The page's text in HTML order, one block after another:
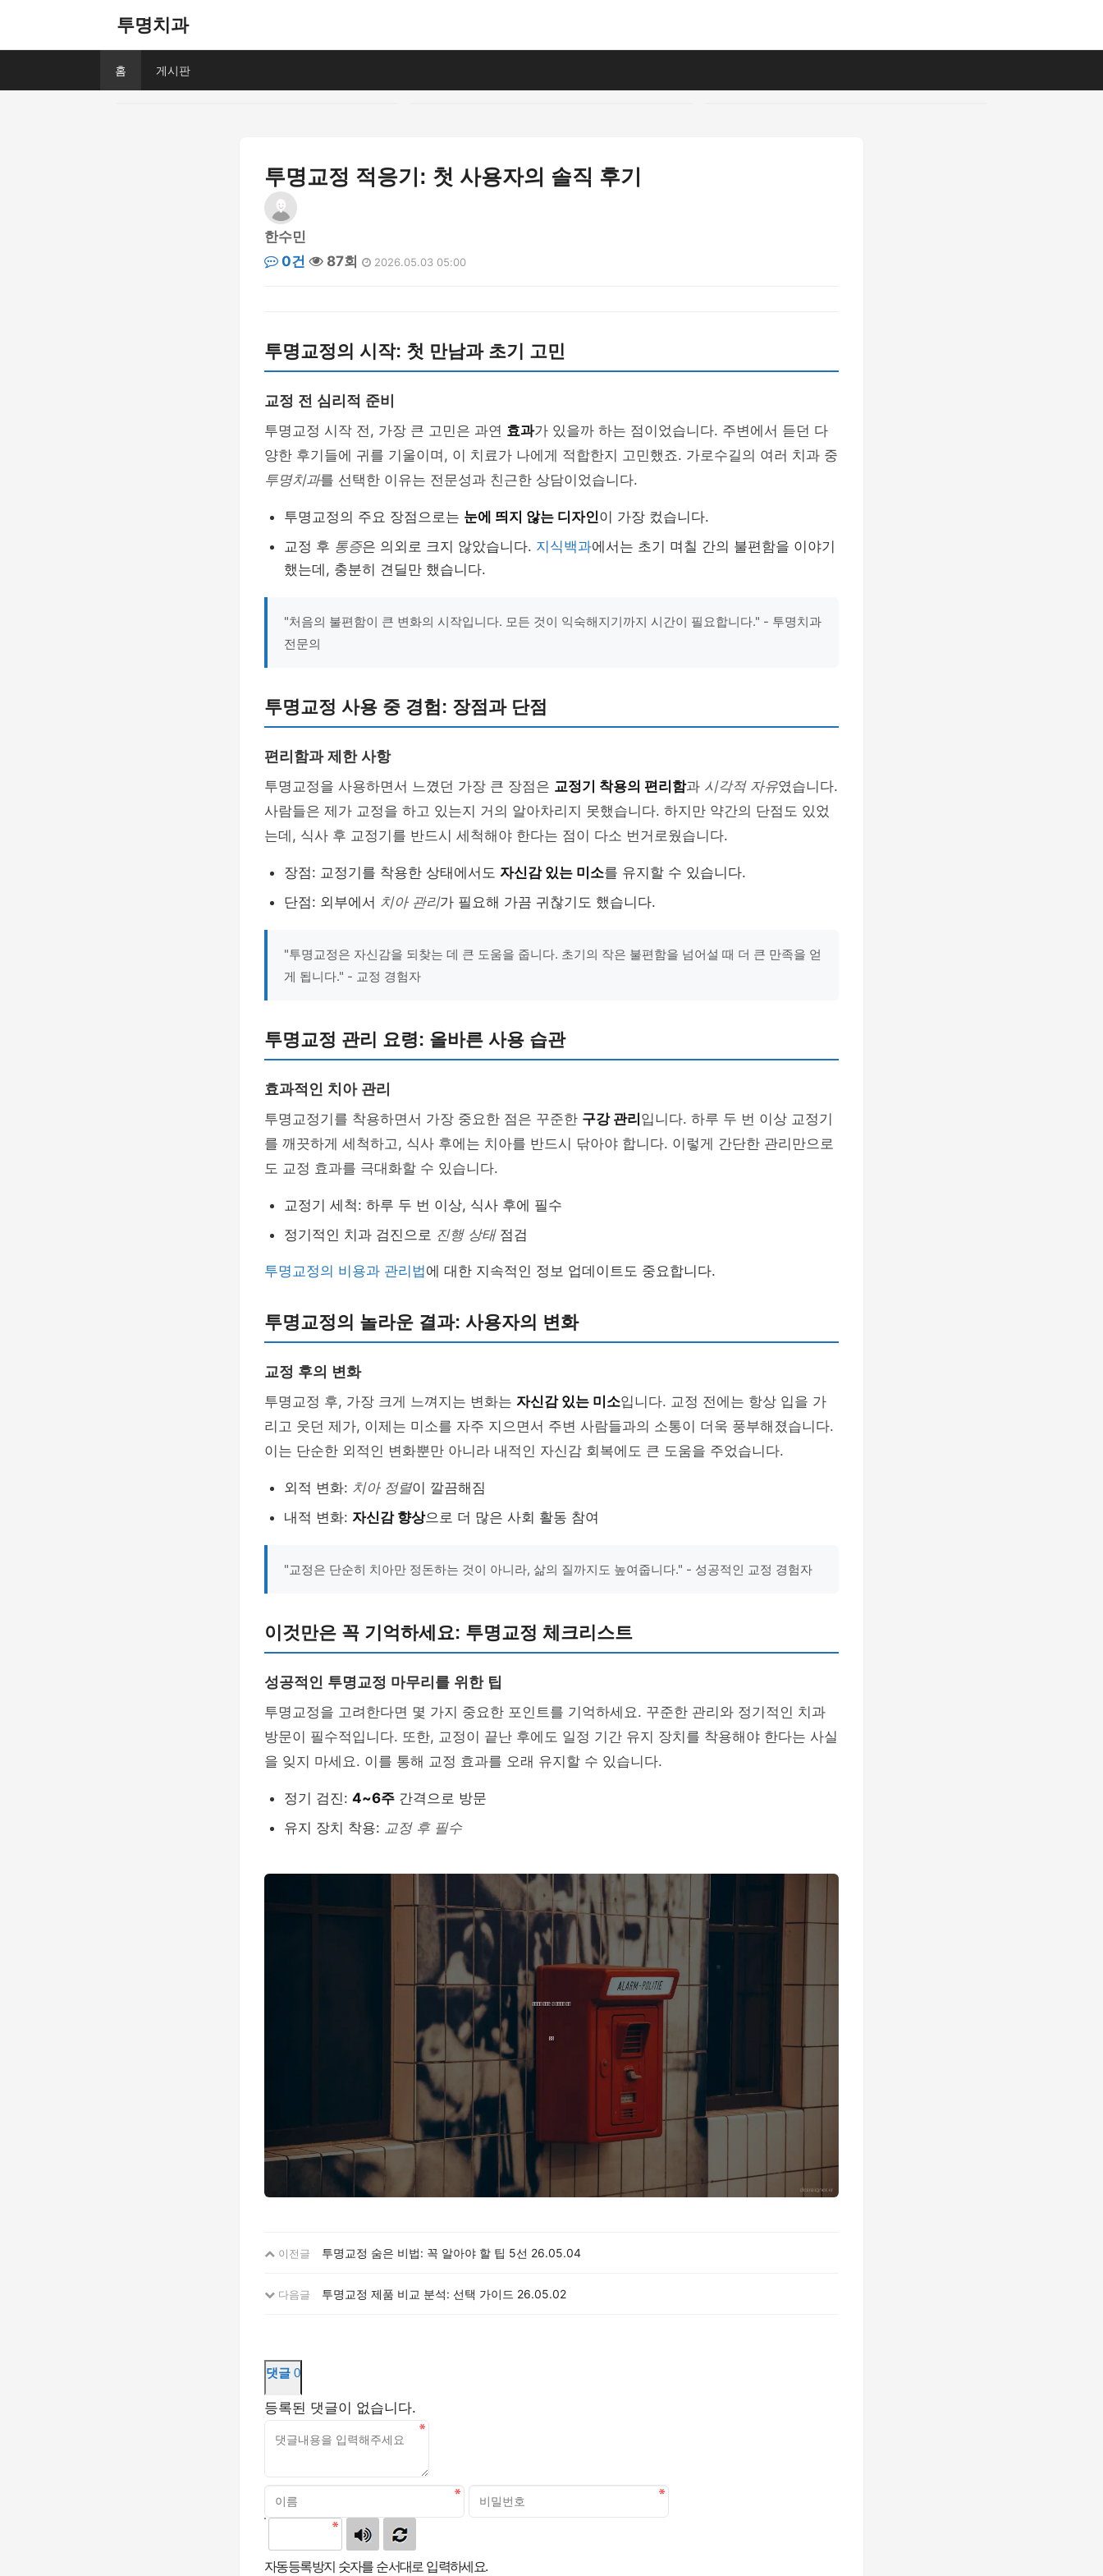
투명치과
홈 게시판
투명교정 적응기: 첫 사용자의 솔직 후기
한수민
0건
87회 2026.05.03 05:00
투명교정의 시작: 첫 만남과 초기 고민
교정 전 심리적 준비
투명교정 시작 전, 가장 큰 고민은 과연 효과가 있을까 하는 점이었습니다. 주변에서 듣던 다
양한 후기들에 귀를 기울이며, 이 치료가 나에게 적합한지 고민했죠. 가로수길의 여러 치과 중
투명치과를 선택한 이유는 전문성과 친근한 상담이었습니다.
투명교정의 주요 장점으로는 눈에 띄지 않는 디자인이 가장 컸습니다.
교정 후 통증은 의외로 크지 않았습니다. 지식백과에서는 초기 며칠 간의 불편함을 이야기
했는데, 충분히 견딜만 했습니다.
"처음의 불편함이 큰 변화의 시작입니다. 모든 것이 익숙해지기까지 시간이 필요합니다." - 투명치과
전문의
투명교정 사용 중 경험: 장점과 단점
편리함과 제한 사항
투명교정을 사용하면서 느꼈던 가장 큰 장점은 교정기 착용의 편리함과 시각적 자유였습니다.
사람들은 제가 교정을 하고 있는지 거의 알아차리지 못했습니다. 하지만 약간의 단점도 있었
는데, 식사 후 교정기를 반드시 세척해야 한다는 점이 다소 번거로웠습니다.
장점: 교정기를 착용한 상태에서도 자신감 있는 미소를 유지할 수 있습니다.
단점: 외부에서 치아 관리가 필요해 가끔 귀찮기도 했습니다.
"투명교정은 자신감을 되찾는 데 큰 도움을 줍니다. 초기의 작은 불편함을 넘어설 때 더 큰 만족을 얻
게 됩니다." - 교정 경험자
투명교정 관리 요령: 올바른 사용 습관
효과적인 치아 관리
투명교정기를 착용하면서 가장 중요한 점은 꾸준한 구강 관리 입니다. 하루 두 번 이상 교정기
를 깨끗하게 세척하고, 식사 후에는 치아를 반드시 닦아야 합니다. 이렇게 간단한 관리만으로
도 교정 효과를 극대화할 수 있습니다.
교정기 세척: 하루 두 번 이상, 식사 후에 필수
정기적인 치과 검진으로 진행 상태점검
투명교정의 비용과 관리법에 대한 지속적인 정보 업데이트도 중요합니다.
투명교정의 놀라운 결과: 사용자의 변화
교정 후의 변화
투명교정 후, 가장 크게 느껴지는 변화는 자신감 있는 미소입니다. 교정 전에는 항상 입을 가
리고 웃던 제가, 이제는 미소를 자주 지으면서 주변 사람들과의 소통이 더욱 풍부해졌습니다.
이는 단순한 외적인 변화뿐만 아니라 내적인 자신감 회복에도 큰 도움을 주었습니다.
외적 변화: 치아 정렬이 깔끔해짐
내적 변화: 자신감 향상으로 더 많은 사회 활동 참여
"교정은 단순히 치아만 정돈하는 것이 아니라, 삶의 질까지도 높여줍니다." - 성공적인 교정 경험자
이것만은 꼭 기억하세요: 투명교정 체크리스트
성공적인 투명교정 마무리를 위한 팁
투명교정을 고려한다면 몇 가지 중요한 포인트를 기억하세요. 꾸준한 관리와 정기적인 치과
방문이 필수적입니다. 또한, 교정이 끝난 후에도 일정 기간 유지 장치를 착용해야 한다는 사실
을 잊지 마세요. 이를 통해 교정 효과를 오래 유지할 수 있습니다.
정기 검진: 4~6주 간격으로 방문
유지 장치 착용: 교정 후 필수
이전글 투명교정 숨은 비법: 꼭 알아야 할 팁 5선 26.05.04
다음글 투명교정 제품 비교 분석: 선택 가이드 26.05.02
댓글 0
등록된 댓글이 없습니다.
자동등록방지 숫자를 순서대로 입력하세요.